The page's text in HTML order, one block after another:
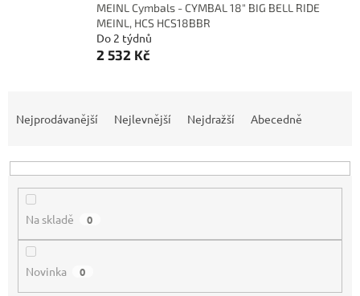
MEINL Cymbals - CYMBAL 18" BIG BELL RIDE
MEINL, HCS HCS18BBR
Do 2 týdnů
2 532 Kč
n
Nejprodávanější Nejlevnější Nejdražší Abecedně
Na skladě 0
Novinka 0